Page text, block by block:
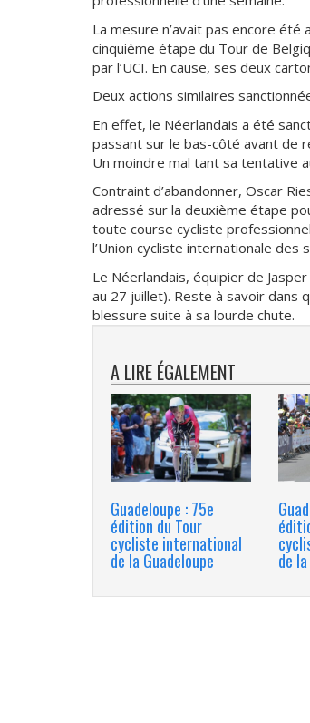
La mesure n’avait pas encore
cinquième étape du Tour de
par l’UCI. En cause, ses deux
Deux actions similaires
En effet, le Néerlandais a été
passant sur le bas-côté avant de
Un moindre mal tant sa tentative
Contraint d’abandonner, Oscar
adressé sur la deuxième étape
toute course cycliste
l’Union cycliste internationale des
Le Néerlandais, équipier de
au 27 juillet). Reste à savoir dans
blessure suite à sa lourde chute.
A LIRE ÉGALEMENT
Guadeloupe : 75e
édition du Tour
cycliste international
de la Guadeloupe de